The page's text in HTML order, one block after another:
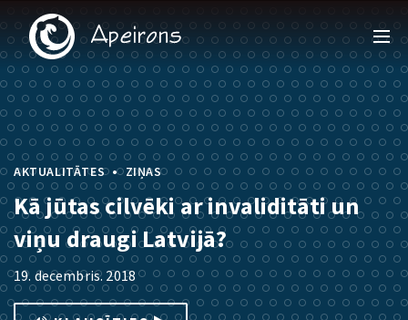
AKTUALITĀTES • ZIŅAS
Kā jūtas cilvēki ar invaliditāti un
viņu draugi Latvijā?
19. decembris. 2018